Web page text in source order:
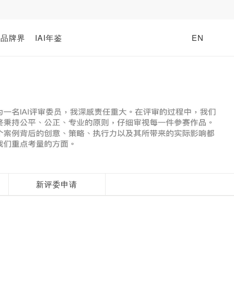
品牌界 IAI年鉴 EN
新评委申请